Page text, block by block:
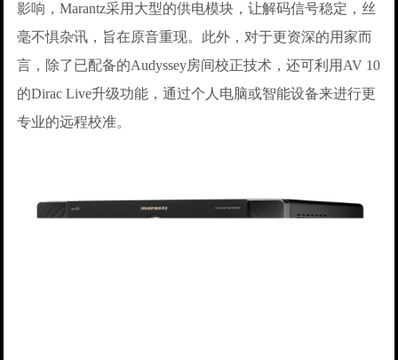
影响，Marantz采用大型的供电模块，让解码信号稳定，丝
毫不惧杂讯，旨在原音重现。此外，对于更资深的用家而
言，除了已配备的Audyssey房间校正技术，还可利用AV 10
的Dirac Live升级功能，通过个人电脑或智能设备来进行更
专业的远程校准。